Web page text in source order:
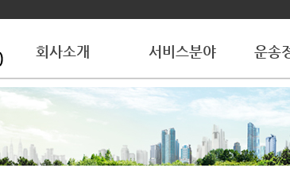
회사소개 서비스분야 운송